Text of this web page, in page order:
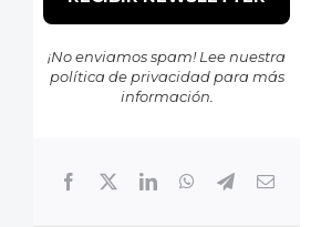
¡No enviamos spam! Lee nuestra
política de privacidadpara más
información.